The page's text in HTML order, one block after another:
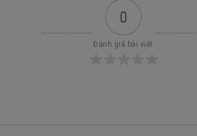
0
Đánh giá bài viết